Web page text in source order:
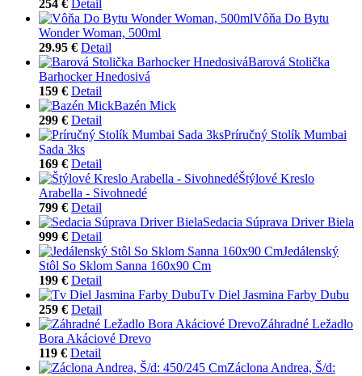
254 € Detail
Vôňa Do Bytu
Wonder Woman, 500ml
29.95 € Detail
Barová Stolička
Barhocker Hnedosivá
159 € Detail
Bazén Mick
299 € Detail
Príručný Stolík Mumbai
Sada 3ks
169 € Detail
Štýlové Kreslo
Arabella - Sivohnedé
799 € Detail
Sedacia Súprava Driver Biela
999 € Detail
Jedálenský
Stôl So Sklom Sanna 160x90 Cm
199 € Detail
Tv Diel Jasmina Farby Dubu
259 € Detail
Záhradné Ležadlo
Bora Akáciové Drevo
119 € Detail
Záclona Andrea, Š/d: